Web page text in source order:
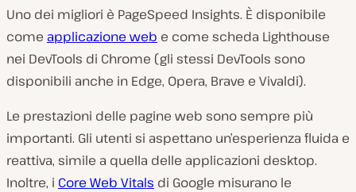
Uno dei migliori è PageSpeed Insights. È disponibile
come applicazione web e come scheda Lighthouse
nei DevTools di Chrome (gli stessi DevTools sono
disponibili anche in Edge, Opera, Brave e Vivaldi).
Le prestazioni delle pagine web sono sempre più
importanti. Gli utenti si aspettano un’esperienza fluida e
reattiva, simile a quella delle applicazioni desktop.
Inoltre, i Core Web Vitals di Google misurano le